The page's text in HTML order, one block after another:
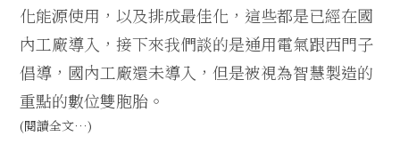
化能源使用，以及排成最佳化，這些都是已經在國
內工廠導入，接下來我們談的是通用電氣跟西門子
倡導，國內工廠還未導入，但是被視為智慧製造的
重點的數位雙胞胎。
(閱讀全文…)